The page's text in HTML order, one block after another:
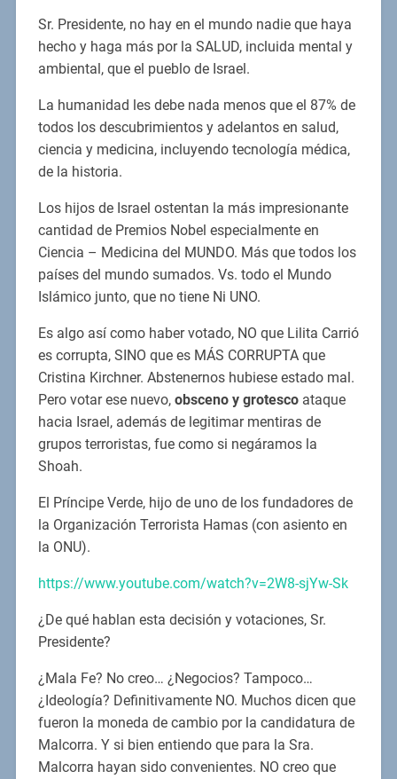
Sr. Presidente, no hay en el mundo nadie que haya
hecho y haga más por la SALUD, incluida mental y
ambiental, que el pueblo de Israel.
La humanidad les debe nada menos que el 87% de
todos los descubrimientos y adelantos en salud,
ciencia y medicina, incluyendo tecnología médica,
de la historia.
Los hijos de Israel ostentan la más impresionante
cantidad de Premios Nobel especialmente en
Ciencia – Medicina del MUNDO. Más que todos los
países del mundo sumados. Vs. todo el Mundo
Islámico junto, que no tiene Ni UNO.
Es algo así como haber votado, NO que Lilita Carrió
es corrupta, SINO que es MÁS CORRUPTA que
Cristina Kirchner. Abstenernos hubiese estado mal.
Pero votar ese nuevo, obsceno y grotescoataque
hacia Israel, además de legitimar mentiras de
grupos terroristas, fue como si negáramos la
Shoah.
El Príncipe Verde, hijo de uno de los fundadores de
la Organización Terrorista Hamas (con asiento en
la ONU).
https://www.youtube.com/watch?v=2W8-sjYw-Sk
¿De qué hablan esta decisión y votaciones, Sr.
Presidente?
¿Mala Fe? No creo… ¿Negocios? Tampoco…
¿Ideología? Definitivamente NO. Muchos dicen que
fueron la moneda de cambio por la candidatura de
Malcorra. Y si bien entiendo que para la Sra.
Malcorra hayan sido convenientes. NO creo que